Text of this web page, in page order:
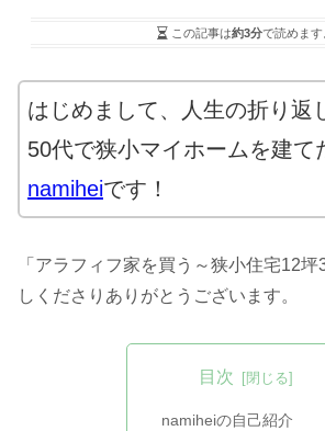
この記事は約3分で読めます
はじめまして、人生の折り返
50代で狭小マイホームを建て
namiheiです！
「アラフィフ家を買う～狭小住宅12
しくださりありがとうございます。
目次
namiheiの自己紹介